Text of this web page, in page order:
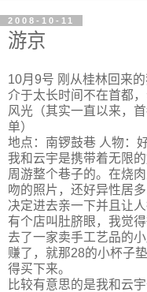
2008-10-11
游京
10月9号 刚从桂林回来
介于太长时间不在首都
风光（其实一直以来，
单）
地点：南锣鼓巷 人物：
我和云宇是携带着无限
周游整个巷子的。在烧
吻的照片，还好异性居
决定进去亲一下并且让人
有个店叫肚脐眼，我觉得
去了一家卖手工艺品的
赚了，就那28的小杯子
得买下来。
比较有意思的是我和云